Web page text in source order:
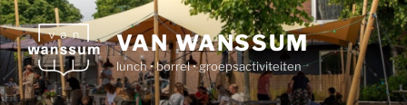
VAN WANSSUM
lunch • borrel • groepsactiviteiten